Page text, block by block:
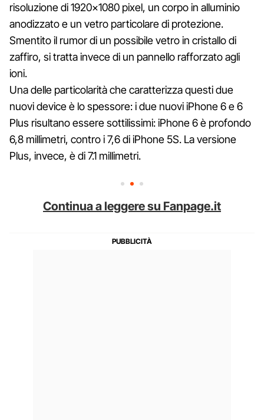
risoluzione di 1920×1080 pixel, un corpo in alluminio
anodizzato e un vetro particolare di protezione.
Smentito il rumor di un possibile vetro in cristallo di
zaffiro, si tratta invece di un pannello rafforzato agli
ioni.
Una delle particolarità che caratterizza questi due
nuovi device è lo spessore: i due nuovi iPhone 6 e 6
Plus risultano essere sottilissimi: iPhone 6 è profondo
6,8 millimetri, contro i 7,6 di iPhone 5S. La versione
Plus, invece, è di 7.1 millimetri.
Continua a leggere su Fanpage.it